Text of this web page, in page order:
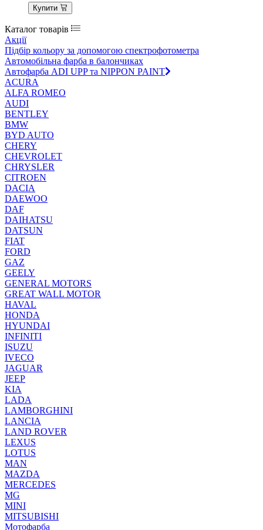
Купити
Каталог товарів
Акції
Підбір кольору за допомогою спектрофотометра
Автомобільна фарба в балончиках
Автофарба ADI UPP та NIPPON PAINT
ACURA
ALFA ROMEO
AUDI
BENTLEY
BMW
BYD AUTO
CHERY
CHEVROLET
CHRYSLER
CITROEN
DACIA
DAEWOO
DAF
DAIHATSU
DATSUN
FIAT
FORD
GAZ
GEELY
GENERAL MOTORS
GREAT WALL MOTOR
HAVAL
HONDA
HYUNDAI
INFINITI
ISUZU
IVECO
JAGUAR
JEEP
KIA
LADA
LAMBORGHINI
LANCIA
LAND ROVER
LEXUS
LOTUS
MAN
MAZDA
MERCEDES
MG
MINI
MITSUBISHI
Мотофарба